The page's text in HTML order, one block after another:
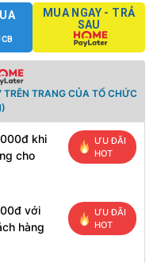
MUA NGAY - TRẢ
SAU
TRANG CỦA TỔ CHỨC
khi
cho
ƯU ĐÃI
HOT
với
hàng
ƯU ĐÃI
HOT